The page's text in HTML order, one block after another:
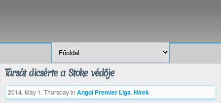
Társát dicsérte a Stoke védője
2014. May 1. Thursdayin Angol Premier Liga, Hírek